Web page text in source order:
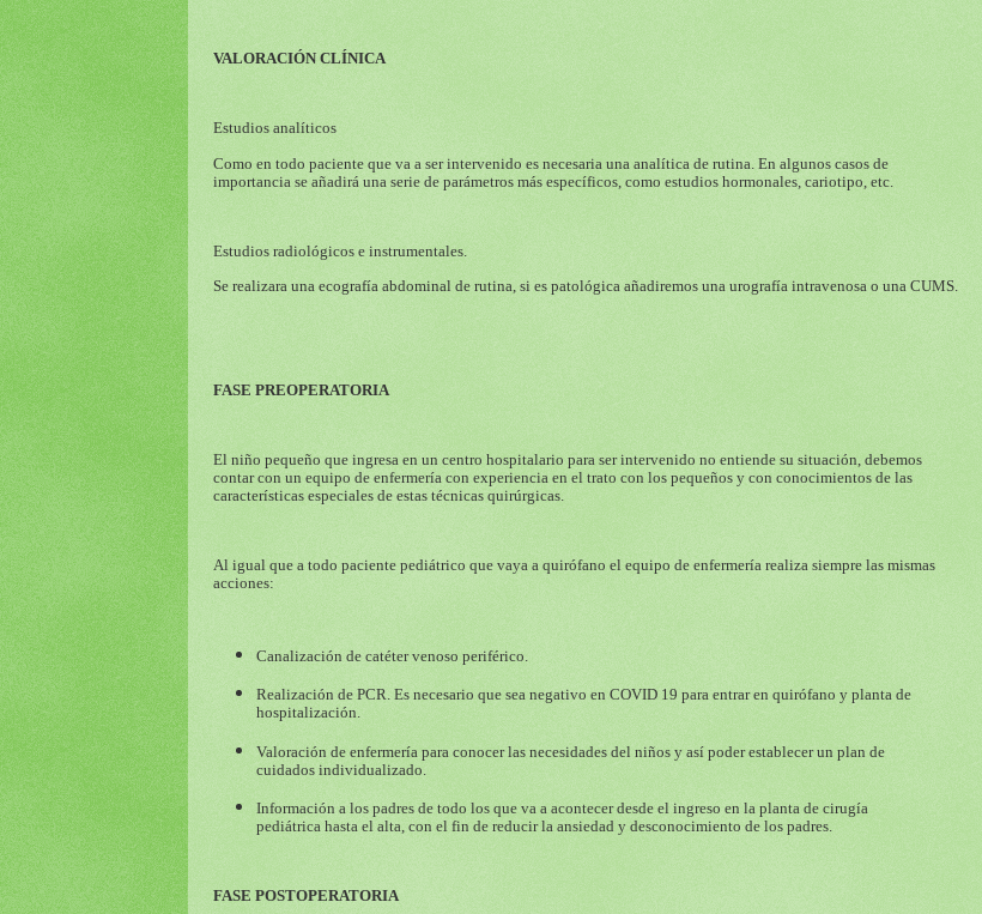
VALORACIÓN CLÍNICA
Estudios analíticos
Como en todo paciente que va a ser intervenido es necesaria una analítica de rutina. En algunos casos de
importancia se añadirá una serie de parámetros más específicos, como estudios hormonales, cariotipo, etc.
Estudios radiológicos e instrumentales.
Se realizara una ecografía abdominal de rutina, si es patológica añadiremos una urografía intravenosa o una CUMS.
FASE PREOPERATORIA
El niño pequeño que ingresa en un centro hospitalario para ser intervenido no entiende su situación, debemos
contar con un equipo de enfermería con experiencia en el trato con los pequeños y con conocimientos de las
características especiales de estas técnicas quirúrgicas.
Al igual que a todo paciente pediátrico que vaya a quirófano el equipo de enfermería realiza siempre las mismas
acciones:
Canalización de catéter venoso periférico.
Realización de PCR. Es necesario que sea negativo en COVID 19 para entrar en quirófano y planta de
hospitalización.
Valoración de enfermería para conocer las necesidades del niños y así poder establecer un plan de
cuidados individualizado.
Información a los padres de todo los que va a acontecer desde el ingreso en la planta de cirugía
pediátrica hasta el alta, con el fin de reducir la ansiedad y desconocimiento de los padres.
FASE POSTOPERATORIA